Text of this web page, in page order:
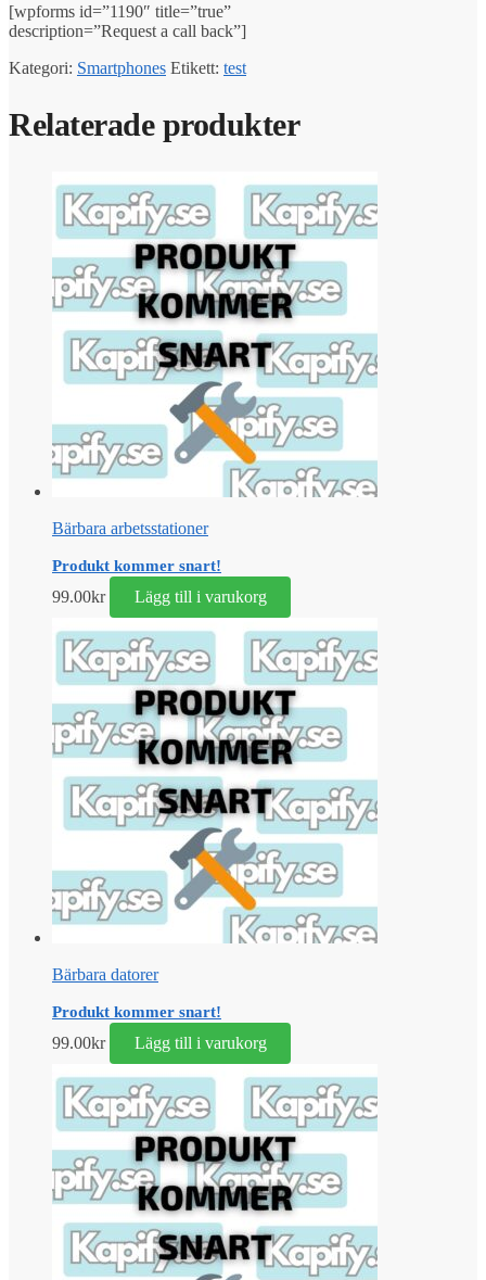
[wpforms id=”1190″ title=”true”
description=”Request a call back”]
Kategori: Smartphones Etikett: test
Relaterade produkter
Bärbara arbetsstationer
Produkt kommer snart!
99.00kr Lägg till i varukorg
Bärbara datorer
Produkt kommer snart!
99.00kr Lägg till i varukorg